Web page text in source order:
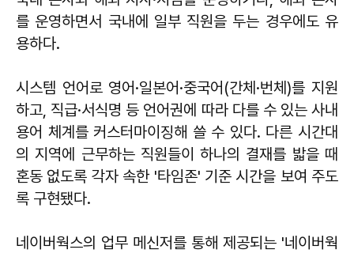
를 운영하면서 국내에 일부 직원을 두는 경우에도 유
용하다.
시스템 언어로 영어·일본어·중국어(간체·번체)를 지원
하고, 직급·서식명 등 언어권에 따라 다를 수 있는 사내
용어 체계를 커스터마이징해 쓸 수 있다. 다른 시간대
의 지역에 근무하는 직원들이 하나의 결재를 밟을 때
혼동 없도록 각자 속한 '타임존' 기준 시간을 보여 주도
록 구현됐다.
네이버웍스의 업무 메신저를 통해 제공되는 '네이버웍